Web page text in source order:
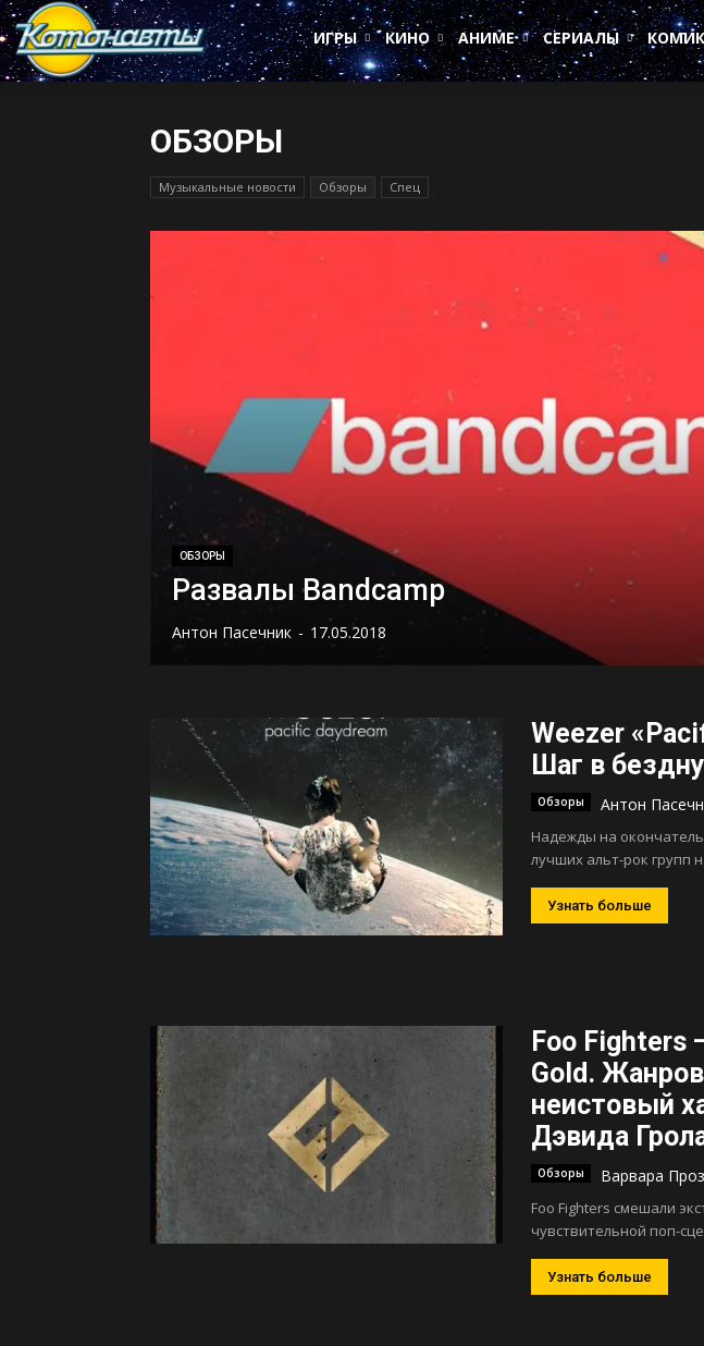
Котонавты
ИГРЫ
КИНО АНИМЕ СЕРИАЛЫ
ОБЗОРЫ
Музыкальные новости Обзоры Спец
ОБЗОРЫ
Развалы Bandcamp
Антон Пасечник - 17.05.2018
Weezer
Шаг в бездну
Обзоры Антон
Надежды на
лучших альт-рок групп
Узнать больше
Foo Fighters
Gold.
неистовый
Дэвида
Обзоры Варвара
Foo Fighters смешали
чувствительной поп-
Узнать больше